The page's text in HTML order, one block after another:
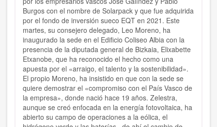
Burgos con el nombre de Solarpack y que fue adquirida
por el fondo de inversión sueco EQT en 2021. Este
martes, su consejero delegado, Leo Moreno, ha
inaugurado la sede en el Edificio Coliseo Albia con la
presencia de la diputada general de Bizkaia, Elixabette
Etxanobe, que ha reconocido el hecho como una
apuesta por el «arraigo, el talento y la sostenibilidad».
El propio Moreno, ha insistido en que con la sede se
quiere demostrar el «compromiso con el País Vasco de
la empresa», donde nació hace 19 años. Zelestra,
aunque se creó enfocada en la energía fotovoltaica, ha
abierto su campo de operaciones a la eólica, el